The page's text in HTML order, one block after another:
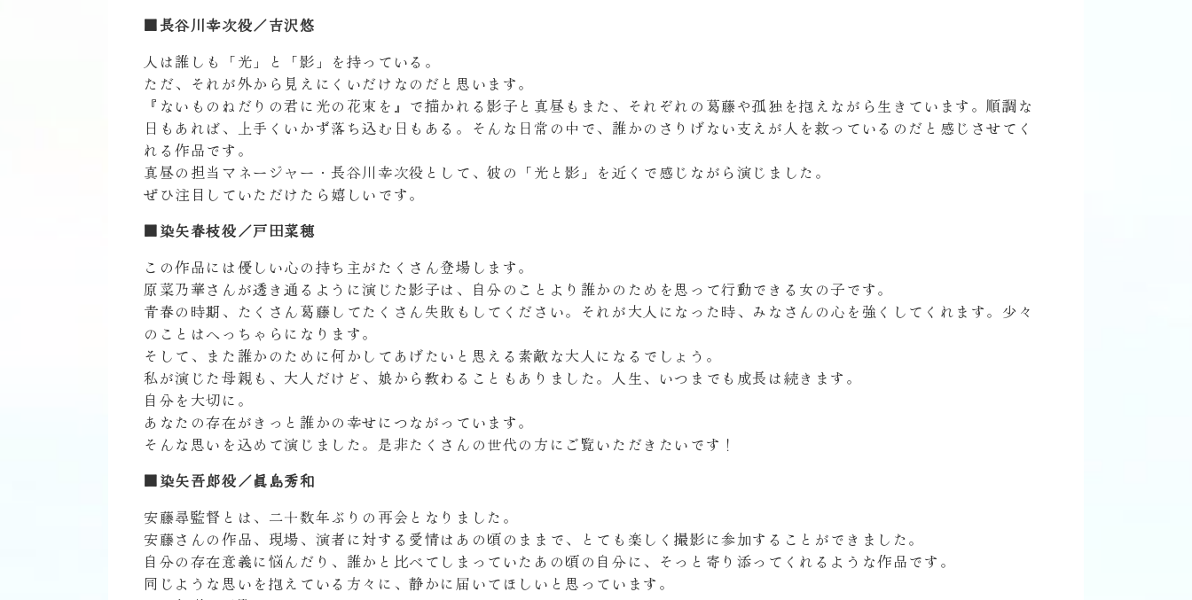
■長谷川幸次役／吉沢悠
人は誰しも「光」と「影」を持っている。
ただ、それが外から見えにくいだけなのだと思います。
『ないものねだりの君に光の花束を』で描かれる影子と真昼もまた、それぞれの葛藤や孤独を抱えながら生きています。順調な
日もあれば、上手くいかず落ち込む日もある。そんな日常の中で、誰かのさりげない支えが人を救っているのだと感じさせてく
れる作品です。
真昼の担当マネージャー・長谷川幸次役として、彼の「光と影」を近くで感じながら演じました。
ぜひ注目していただけたら嬉しいです。
■染矢春枝役／戸田菜穂
この作品には優しい心の持ち主がたくさん登場します。
原菜乃華さんが透き通るように演じた影子は、自分のことより誰かのためを思って行動できる女の子です。
青春の時期、たくさん葛藤してたくさん失敗もしてください。それが大人になった時、みなさんの心を強くしてくれます。少々
のことはへっちゃらになります。
そして、また誰かのために何かしてあげたいと思える素敵な大人になるでしょう。
私が演じた母親も、大人だけど、娘から教わることもありました。人生、いつまでも成長は続きます。
自分を大切に。
あなたの存在がきっと誰かの幸せにつながっています。
そんな思いを込めて演じました。是非たくさんの世代の方にご覧いただきたいです！
■染矢吾郎役／眞島秀和
安藤尋監督とは、二十数年ぶりの再会となりました。
安藤さんの作品、現場、演者に対する愛情はあの頃のままで、とても楽しく撮影に参加することができました。
自分の存在意義に悩んだり、誰かと比べてしまっていたあの頃の自分に、そっと寄り添ってくれるような作品です。
同じような思いを抱えている方々に、静かに届いてほしいと思っています。